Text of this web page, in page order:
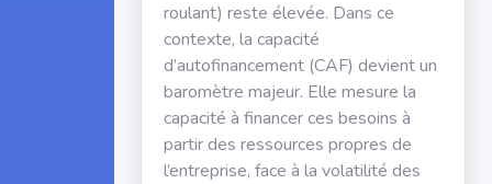
roulant) reste élevée. Dans ce
contexte, la capacité
d’autofinancement (CAF) devient un
baromètre majeur. Elle mesure la
capacité à financer ces besoins à
partir des ressources propres de
l’entreprise, face à la volatilité des